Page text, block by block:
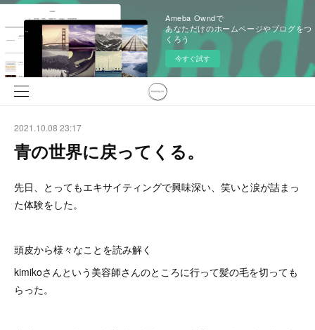
Ameba Owndで
あなただけのホームページやブログをつ
くろう
今すぐ試す
2021.10.08 23:17
青の世界に戻ってくる。
先日、とってもエキサイティングで興味深い、笑いと涙が詰まっ
た体験をした。
頭皮から様々なことを読み解く
kimikoさんという美容師さんのところに行って髪の毛を切っても
らった。